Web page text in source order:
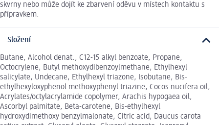
skvrny nebo může dojít ke zbarvení oděvu v místech kontaktu s
přípravkem.
Složení
Butane, Alcohol denat., C12-15 alkyl benzoate, Propane,
Octocrylene, Butyl methoxydibenzoylmethane, Ethylhexyl
salicylate, Undecane, Ethylhexyl triazone, Isobutane, Bis-
ethylhexyloxyphenol methoxyphenyl triazine, Cocos nucifera oil,
Acrylates/octylacrylamide copolymer, Arachis hypogaea oil,
Ascorbyl palmitate, Beta-carotene, Bis-ethylhexyl
hydroxydimethoxy benzylmalonate, Citric acid, Daucus carota